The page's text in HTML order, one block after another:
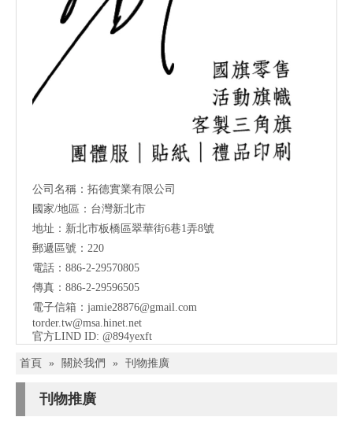
公司名稱：拓德實業有限公司
國家/地區：台灣新北市
地址：新北市板橋區翠華街6巷1弄8號
郵遞區號：220
電話：886-2-29570805
傳真：886-2-29596505
電子信箱： jamie28876@gmail.com
torder.tw@msa.hinet.net
官方LIND ID: @894yexft
首頁 » 關於我們 » 刊物推廣
刊物推廣